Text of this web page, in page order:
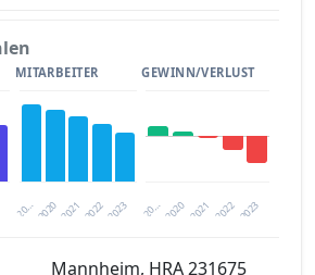
MITARBEITER
20… 2021 2023
2020 2022
GEWINN/VERLUST
20… 2021 2023
2020 2022
Mannheim, HRA 231675